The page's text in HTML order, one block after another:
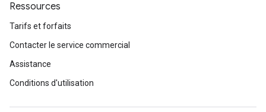
Ressources
Tarifs et forfaits
Contacter le service commercial
Assistance
Conditions d'utilisation